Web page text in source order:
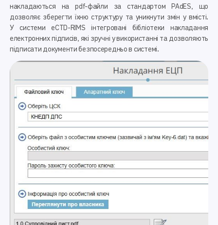
накладаються на pdf-файли за стандартом PAdES, що
дозволяє зберегти їхню структуру та уникнути змін у вмісті.
У системи eCTD-RIMS інтегровані бібліотеки накладання
електронних підписів, які зручні у використанні та дозволяють
підписати документи безпосередньо в системі.